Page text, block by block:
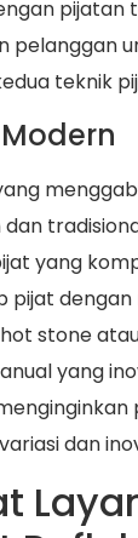
pijatan
pelanggan
teknik
yang
pijat
stone
yang
dan